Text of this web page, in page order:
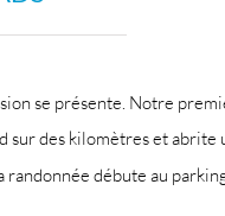
se présente. Notre
sur des kilomètres et
randonnée débute au